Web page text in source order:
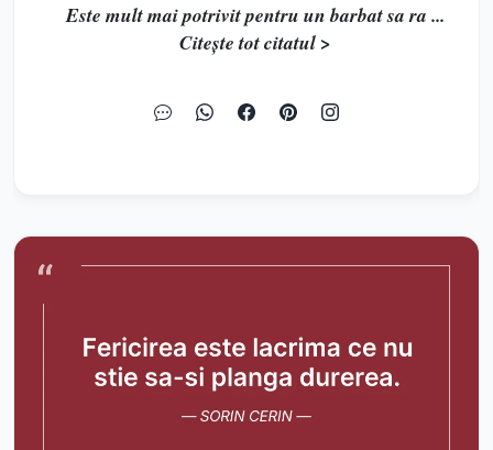
Este mult mai potrivit pentru un barbat sa ra ...
Citește tot citatul >